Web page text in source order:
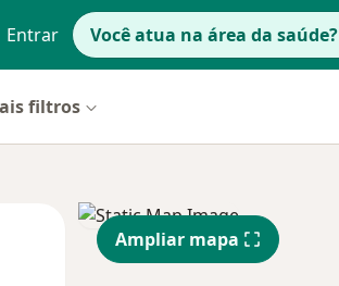
Entrar Você atua na área da saúde?
filtros
Qui,
13 Ago
Sex,
14 Ago
Ampliar mapa